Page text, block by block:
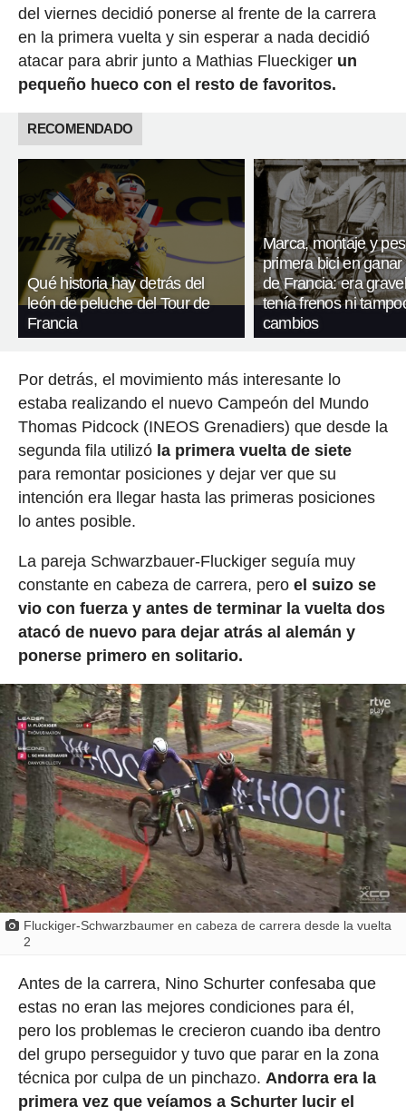
del viernes decidió ponerse al frente de la carrera
en la primera vuelta y sin esperar a nada decidió
atacar para abrir junto a Mathias Flueckiger un
pequeño hueco con el resto de favoritos.
RECOMENDADO
Qué historia hay detrás del
león de peluche del Tour de
Francia
Marca, montaje y
primera bici en ganar
de Francia: era
tenía frenos ni
cambios
Por detrás, el movimiento más interesante lo
estaba realizando el nuevo Campeón del Mundo
Thomas Pidcock (INEOS Grenadiers) que desde la
segunda fila utilizó la primera vuelta de siete
para remontar posiciones y dejar ver que su
intención era llegar hasta las primeras posiciones
lo antes posible.
La pareja Schwarzbauer-Fluckiger seguía muy
constante en cabeza de carrera, pero el suizo se
vio con fuerza y antes de terminar la vuelta dos
atacó de nuevo para dejar atrás al alemán y
ponerse primero en solitario.
Fluckiger-Schwarzbaumer en cabeza de carrera desde la vuelta
2
Antes de la carrera, Nino Schurter confesaba que
estas no eran las mejores condiciones para él,
pero los problemas le crecieron cuando iba dentro
del grupo perseguidor y tuvo que parar en la zona
técnica por culpa de un pinchazo. Andorra era la
primera vez que veíamos a Schurter lucir el